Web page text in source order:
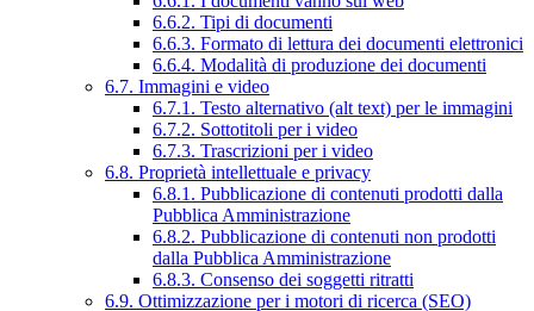
6.6.2. Tipi di documenti
6.6.3. Formato di lettura dei documenti elettronici
6.6.4. Modalità di produzione dei documenti
6.7. Immagini e video
6.7.1. Testo alternativo (alt text) per le immagini
6.7.2. Sottotitoli per i video
6.7.3. Trascrizioni per i video
6.8. Proprietà intellettuale e privacy
6.8.1. Pubblicazione di contenuti prodotti dalla
Pubblica Amministrazione
6.8.2. Pubblicazione di contenuti non prodotti
dalla Pubblica Amministrazione
6.8.3. Consenso dei soggetti ritratti
6.9. Ottimizzazione per i motori di ricerca (SEO)